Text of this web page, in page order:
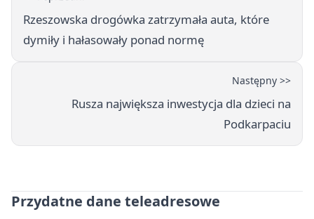
Rzeszowska drogówka zatrzymała auta, które
dymiły i hałasowały ponad normę
Następny >>
Rusza największa inwestycja dla dzieci na
Podkarpaciu
Przydatne dane teleadresowe